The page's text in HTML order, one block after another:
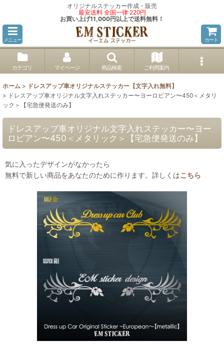
オリジナルステッカー作成・販売
最安送料 全国一律 220円
お買い上げ11,000円以上で送料無料！
メニュー カート
カテゴリ マイページ 商品検索 ご利用案内
ホーム > ドレスアップ車オリジナルステッカー【文字入れ無料】
> ドレスアップ車オリジナル文字入れステッカー〜ヨーロピアン〜450＜メタリ
ック＞【宅急便発送のみ】
ドレスアップ車オリジナル文字入れステッカー〜ヨー
ロピアン〜450＜メタリック＞【宅急便発送のみ】
気に入ったデザインがなかったら
無料で新しい商品をあなたのために作ります。詳しくはこちら